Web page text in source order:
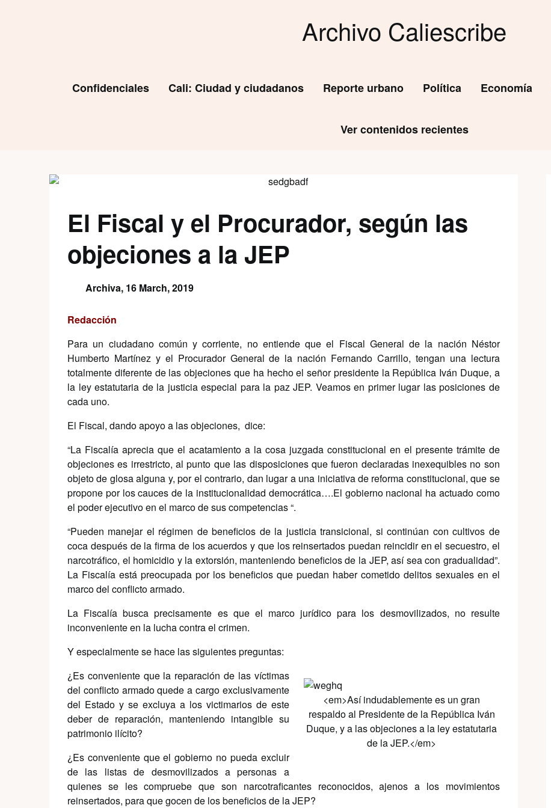
Archivo Caliescribe
Confidenciales Cali: Ciudad y ciudadanos Reporte urbano Política Economía
Ver contenidos recientes
El Fiscal y el Procurador, según las
objeciones a la JEP
Archiva, 16 March, 2019
Redacción
Para un ciudadano común y corriente, no entiende que el Fiscal General de la nación Néstor
Humberto Martínez y el Procurador General de la nación Fernando Carrillo, tengan una lectura
totalmente diferente de las objeciones que ha hecho el señor presidente la República Iván Duque, a
la ley estatutaria de la justicia especial para la paz JEP. Veamos en primer lugar las posiciones de
cada uno.
El Fiscal, dando apoyo a las objeciones, dice:
“La Fiscalía aprecia que el acatamiento a la cosa juzgada constitucional en el presente trámite de
objeciones es irrestricto, al punto que las disposiciones que fueron declaradas inexequibles no son
objeto de glosa alguna y, por el contrario, dan lugar a una iniciativa de reforma constitucional, que se
propone por los cauces de la institucionalidad democrática….El gobierno nacional ha actuado como
el poder ejecutivo en el marco de sus competencias “.
“Pueden manejar el régimen de beneficios de la justicia transicional, si continúan con cultivos de
coca después de la firma de los acuerdos y que los reinsertados puedan reincidir en el secuestro, el
narcotráfico, el homicidio y la extorsión, manteniendo beneficios de la JEP, así sea con gradualidad”.
La Fiscalía está preocupada por los beneficios que puedan haber cometido delitos sexuales en el
marco del conflicto armado.
La Fiscalía busca precisamente es que el marco jurídico para los desmovilizados, no resulte
inconveniente en la lucha contra el crimen.
Y especialmente se hace las siguientes preguntas:
<em>Así indudablemente es un gran
respaldo al Presidente de la República Iván
Duque, y a las objeciones a la ley estatutaria
de la JEP.</em>
¿Es conveniente que la reparación de las víctimas
del conflicto armado quede a cargo exclusivamente
del Estado y se excluya a los victimarios de este
deber de reparación, manteniendo intangible su
patrimonio ilícito?
¿Es conveniente que el gobierno no pueda excluir
de las listas de desmovilizados a personas a
quienes se les compruebe que son narcotraficantes reconocidos, ajenos a los movimientos
reinsertados, para que gocen de los beneficios de la JEP?